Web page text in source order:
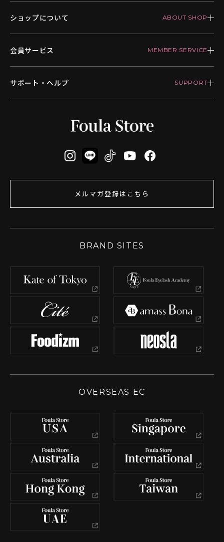
ショップについて
会員サービス
サポート・ヘルプ
メルマガ登録はこちら
BRAND SITES
OVERSEAS EC